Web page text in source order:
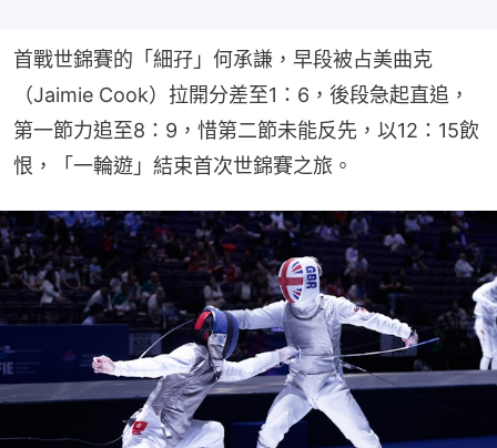
首戰世錦賽的「細孖」何承謙，早段被占美曲克
（Jaimie Cook）拉開分差至1：6，後段急起直追，
第一節力追至8：9，惜第二節未能反先，以12：15飲
恨，「一輪遊」結束首次世錦賽之旅。